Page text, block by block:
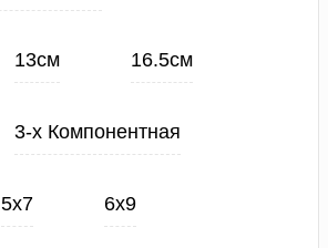
13см 16.5см
3-х Компонентная
5х7 6х9